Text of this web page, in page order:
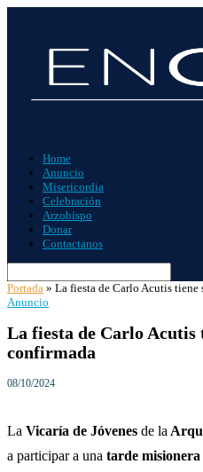
Home
Anuncio
Misericordia
Celebración
Arzobispo
Donar
Contactanos
Portada » La fiesta de Carlo Acutis tiene
Anuncio
La fiesta de Carlo Acutis
confirmada
08/10/2024
La Vicaría de Jóvenes de la
a participar a una tarde